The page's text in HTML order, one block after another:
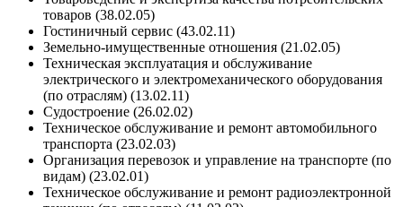
товаров (38.02.05)
Гостиничный сервис (43.02.11)
Земельно-имущественные отношения (21.02.05)
Техническая эксплуатация и обслуживание
электрического и электромеханического оборудования
(по отраслям) (13.02.11)
Судостроение (26.02.02)
Техническое обслуживание и ремонт автомобильного
транспорта (23.02.03)
Организация перевозок и управление на транспорте (по
видам) (23.02.01)
Техническое обслуживание и ремонт радиоэлектронной